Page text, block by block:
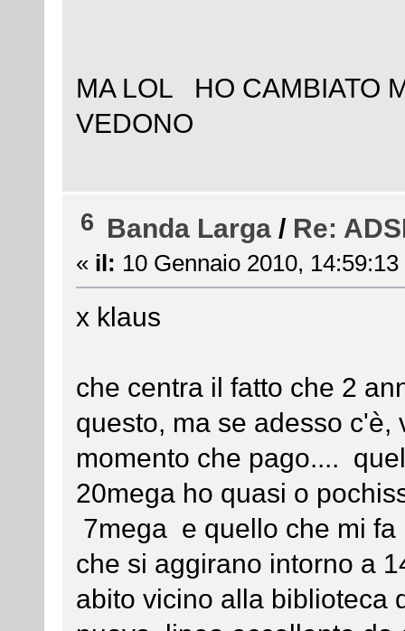
MA LOL HO CAMBIATO
VEDONO
6 Banda Larga / Re:
« il: 10 Gennaio 2010, 14:59:13
x klaus
che centra il fatto che 2
questo, ma se adesso
momento che pago....
20mega ho quasi o
7mega e quello che mi
che si aggirano intorno a
abito vicino alla biblioteca